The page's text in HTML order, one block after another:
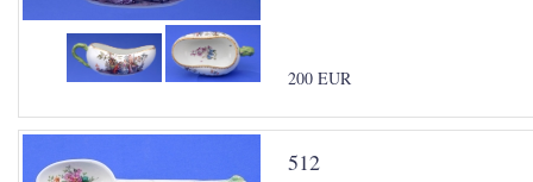
200 EUR
512